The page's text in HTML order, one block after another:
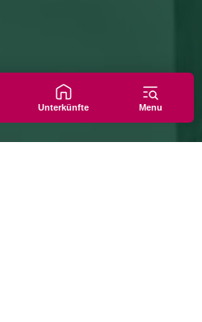
Unterkünfte Menu